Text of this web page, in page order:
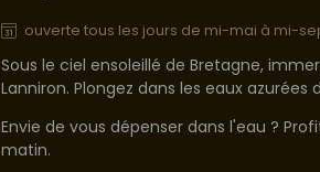
ouverte tous les jours de mi-mai à mi-
Sous le ciel ensoleillé de Bretagne,
Lanniron. Plongez dans les eaux
Envie de vous dépenser dans l'eau ?
matin.